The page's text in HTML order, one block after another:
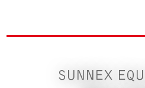
SUNNEX